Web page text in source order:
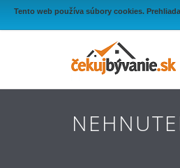
Tento web používa súbory cookies.